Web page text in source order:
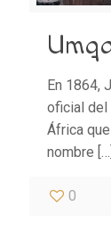
En 1864,
oficial del
África
nombre […]
0